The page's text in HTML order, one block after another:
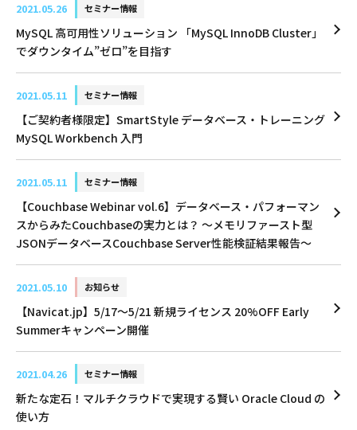
2021.05.26 セミナー情報
MySQL 高可用性ソリューション 「MySQL InnoDB Cluster」
でダウンタイム”ゼロ”を目指す
2021.05.11 セミナー情報
【ご契約者様限定】SmartStyle データベース・トレーニング
MySQL Workbench 入門
2021.05.11 セミナー情報
【Couchbase Webinar vol.6】データベース・パフォーマン
スからみたCouchbaseの実力とは？ 〜メモリファースト型
JSONデータベースCouchbase Server性能検証結果報告〜
2021.05.10 お知らせ
【Navicat.jp】5/17〜5/21 新規ライセンス 20%OFF Early
Summerキャンペーン開催
2021.04.26 セミナー情報
新たな定石！マルチクラウドで実現する賢い Oracle Cloud の
使い方